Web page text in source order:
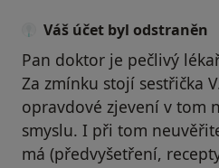
Váš účet byl odstraněn
Pan doktor je pečlivý
Za zmínku stojí sestřička
opravdové zjevení v tom
smyslu. I při tom
má (předvyšetření,